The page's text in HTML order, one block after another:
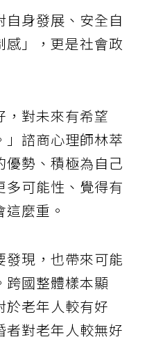
自身發展、安全自
感」，更是社會政
，對未來有希望
」諮商心理師林萃
優勢、積極為自己
可能性、覺得有
麼重。
發現，也帶來可能
跨國整體樣本顯
於老年人較有好
者對老年人較無好